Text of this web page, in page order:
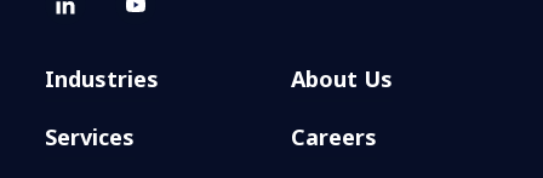
Industries
Services
About Us
Careers